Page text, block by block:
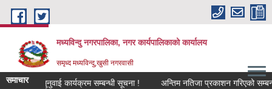
Skip to main content
मध्यविन्दु नगरपालिका, नगर कार्यपालिकाको कार्यालय
समृध्द मध्यविन्दु,खुसी नगरवासी
समाचारसुनुवाई कार्यक्रम सम्बन्धी सूचना ! अन्तिम नतिजा प्रकाशन गरिएको सम्बन्धमा